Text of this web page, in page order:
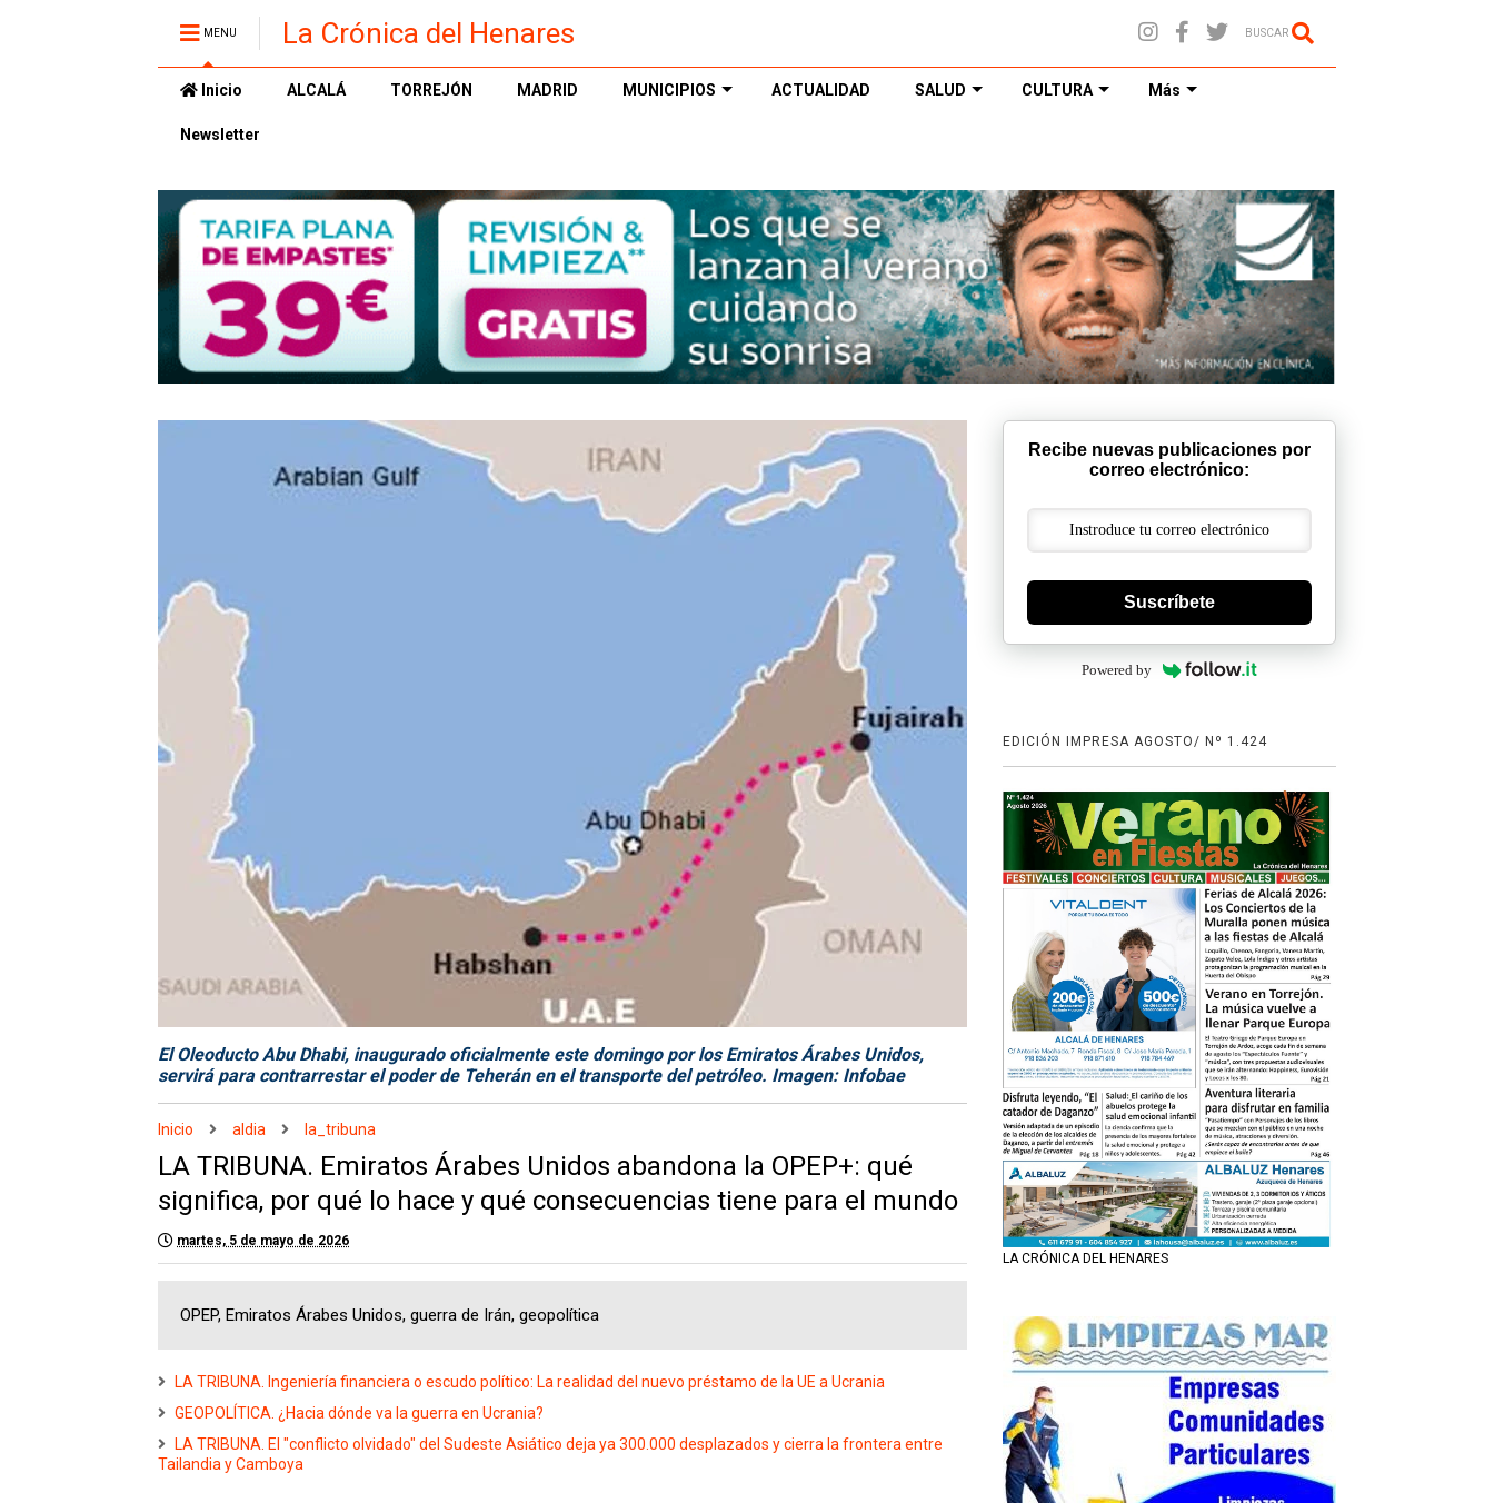
MENU La Crónica del Henares BUSCAR
Inicio ALCALÁ TORREJÓN MADRID MUNICIPIOS ACTUALIDAD SALUD CULTURA Más
Newsletter
El Oleoducto Abu Dhabi, inaugurado oficialmente este domingo por los Emiratos Árabes Unidos,
servirá para contrarrestar el poder de Teherán en el transporte del petróleo. Imagen: Infobae
Inicio aldia la_tribuna
LA TRIBUNA. Emiratos Árabes Unidos abandona la OPEP+: qué
significa, por qué lo hace y qué consecuencias tiene para el mundo
martes, 5 de mayo de 2026
OPEP, Emiratos Árabes Unidos, guerra de Irán, geopolítica
LA TRIBUNA. Ingeniería financiera o escudo político: La realidad del nuevo préstamo de la UE a Ucrania
GEOPOLÍTICA. ¿Hacia dónde va la guerra en Ucrania?
LA TRIBUNA. El "conflicto olvidado" del Sudeste Asiático deja ya 300.000 desplazados y cierra la frontera entre
Tailandia y Camboya
Recibe nuevas publicaciones por
correo electrónico:
Suscríbete
Powered by
EDICIÓN IMPRESA AGOSTO/ Nº 1.424
LA CRÓNICA DEL HENARES